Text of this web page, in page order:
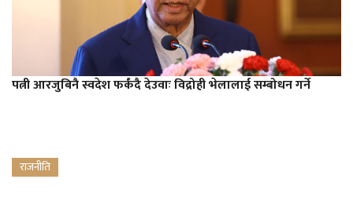
पत्नी आरजुबिनै स्वदेश फर्कंदै देउवाः विद्रोही भेलालाई सम्बोधन गर्ने
राजनीति